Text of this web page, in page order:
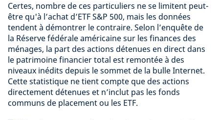
Certes, nombre de ces particuliers ne se limitent peut-
être qu'à l’achat d’ETF S&P 500, mais les données
tendent à démontrer le contraire. Selon l’enquête de
la Réserve fédérale américaine sur les finances des
ménages, la part des actions détenues en direct dans
le patrimoine financier total est remontée à des
niveaux inédits depuis le sommet de la bulle Internet.
Cette statistique ne tient compte que des actions
directement détenues et n’inclut pas les fonds
communs de placement ou les ETF.